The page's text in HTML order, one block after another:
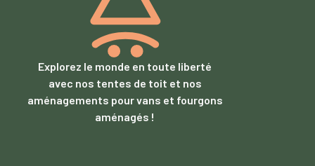
Explorez le monde en toute liberté
avec nos tentes de toit et nos
aménagements pour vans et fourgons
aménagés !